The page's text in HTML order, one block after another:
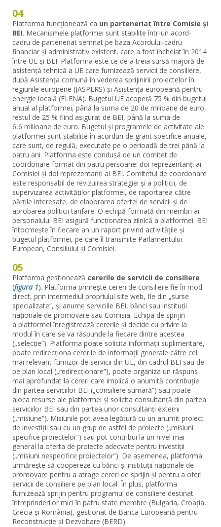
04
Platforma funcționează ca un parteneriat între Comisie și
BEI. Mecanismele platformei sunt stabilite într-un acord-
cadru de parteneriat semnat pe baza Acordului-cadru
financiar și administrativ existent, care a fost încheiat în 2014
între UE și BEI. Platforma este ce de a treia sursă majoră de
asistență tehnică a UE care furnizează servicii de consiliere,
după Asistența comună în vederea sprijinirii proiectelor în
regiunile europene (JASPERS) și Asistența europeană pentru
energie locală (ELENA). Bugetul UE acoperă 75 % din bugetul
anual al platformei, până la suma de 20 de milioane de euro,
restul de 25 % fiind asigurat de BEI, până la suma de
6,6 milioane de euro. Bugetul și programele de activitate ale
platformei sunt stabilite în acorduri de grant specifice anuale,
care sunt, de regulă, executate pe o perioadă de trei până la
patru ani. Platforma este condusă de un comitet de
coordonare format din patru persoane: doi reprezentanți ai
Comisiei și doi reprezentanți ai BEI. Comitetul de coordonare
este responsabil de revizuirea strategiei și a politicii, de
supervizarea activităților platformei, de raportarea către
părțile interesate, de elaborarea ofertei de servicii și de
aprobarea politicii tarifare. O echipă formată din membri ai
personalului BEI asigură funcționarea zilnică a platformei. BEI
întocmește în fiecare an un raport privind activitățile și
bugetul platformei, pe care îl transmite Parlamentului
European, Consiliului și Comisiei.
05
Platforma gestionează cererile de servicii de consiliere
(figura 1). Platforma primește cereri de consiliere fie în mod
direct, prin intermediul propriului site web, fie din „surse
specializate”, și anume serviciile BEI, bănci sau instituții
naționale de promovare sau Comisia. Echipa de sprijin
a platformei înregistrează cererile și decide cu privire la
modul în care se va răspunde la fiecare dintre acestea
(„selecție”). Platforma poate solicita informații suplimentare,
poate redirecționa cererile de informații generale către cel
mai relevant furnizor de servicii din UE, din cadrul BEI sau de
pe plan local („redirecționare”), poate organiza un răspuns
mai aprofundat la cereri care implică o anumită contribuție
din partea serviciilor BEI („consiliere sumară”) sau poate
aloca resurse ale platformei și solicita consultanță din partea
serviciilor BEI sau din partea unor consultanți externi
(„misiune”). Misiunile pot avea legătură cu un anumit proiect
de investiții sau cu un grup de astfel de proiecte („misiuni
specifice proiectelor”) sau pot contribui la un nivel mai
general la oferta de proiecte adecvate pentru investiții
(„misiuni nespecifice proiectelor”). De asemenea, platforma
urmărește să coopereze cu bănci și instituții naționale de
promovare pentru a atrage cereri de sprijin și pentru a oferi
servicii de consiliere pe plan local. În plus, platforma
furnizează sprijin pentru programul de consiliere destinat
întreprinderilor mici în patru state membre (Bulgaria, Croația,
Grecia și România), gestionat de Banca Europeană pentru
Reconstrucție și Dezvoltare (BERD).